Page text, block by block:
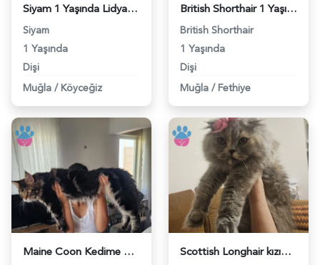
Siyam 1 Yaşında Lidyamiza Eş Arıyoruz - 118984407
Siyam
1 Yaşında
Dişi
Muğla / Köyceğiz
British Shorthair 1 Yaşında Eş Arıyor - 118984408
British Shorthair
1 Yaşında
Dişi
Muğla / Fethiye
Maine Coon Kedime Eş Arıyorum - 118984289 Scottish Longhair kızımıza erkek aday arıyoruz. - 118983931